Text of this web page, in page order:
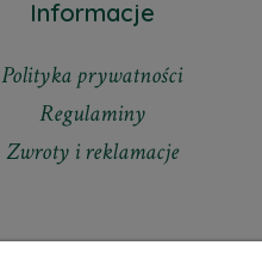
Informacje
Polityka prywatności
Regulaminy
Zwroty i reklamacje